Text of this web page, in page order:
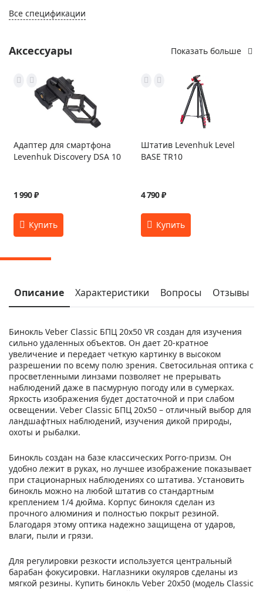
Все спецификации
Аксессуары Показать больше
Адаптер для смартфона
Levenhuk Discovery DSA 10
1 990 ₽
Штатив Levenhuk Level
BASE TR10
4 790 ₽
Описание Характеристики Вопросы Отзывы
Бинокль Veber Classic БПЦ 20x50 VR создан для изучения
сильно удаленных объектов. Он дает 20-кратное
увеличение и передает четкую картинку в высоком
разрешении по всему полю зрения. Светосильная оптика с
просветленными линзами позволяет не прерывать
наблюдений даже в пасмурную погоду или в сумерках.
Яркость изображения будет достаточной и при слабом
освещении. Veber Classic БПЦ 20x50 – отличный выбор для
ландшафтных наблюдений, изучения дикой природы,
охоты и рыбалки.
Бинокль создан на базе классических Porro-призм. Он
удобно лежит в руках, но лучшее изображение показывает
при стационарных наблюдениях со штатива. Установить
бинокль можно на любой штатив со стандартным
креплением 1/4 дюйма. Корпус бинокля сделан из
прочного алюминия и полностью покрыт резиной.
Благодаря этому оптика надежно защищена от ударов,
влаги, пыли и грязи.
Для регулировки резкости используется центральный
барабан фокусировки. Наглазники окуляров сделаны из
мягкой резины. Купить бинокль Veber 20x50 (модель Classic